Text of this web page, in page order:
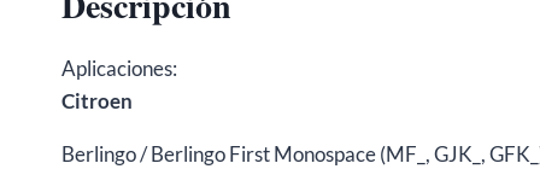
Aplicaciones:
Citroen
Berlingo / Berlingo First Monospace (MF_, GJK_,